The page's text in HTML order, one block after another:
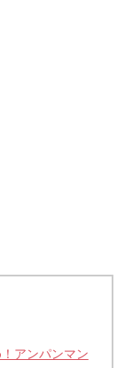
アンパンマン